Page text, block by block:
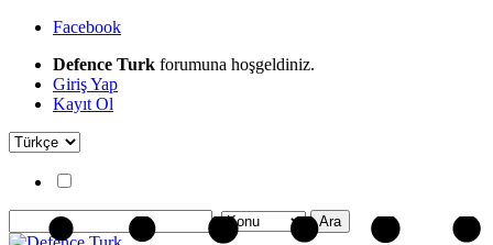
Facebook
Defence Turk forumuna hoşgeldiniz.
Giriş Yap
Kayıt Ol